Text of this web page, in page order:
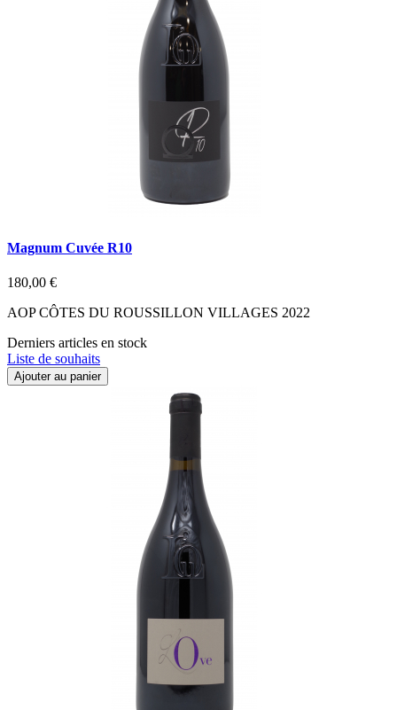
Magnum Cuvée R10
180,00 €
AOP CÔTES DU ROUSSILLON VILLAGES 2022
Derniers articles en stock
Liste de souhaits
Ajouter au panier